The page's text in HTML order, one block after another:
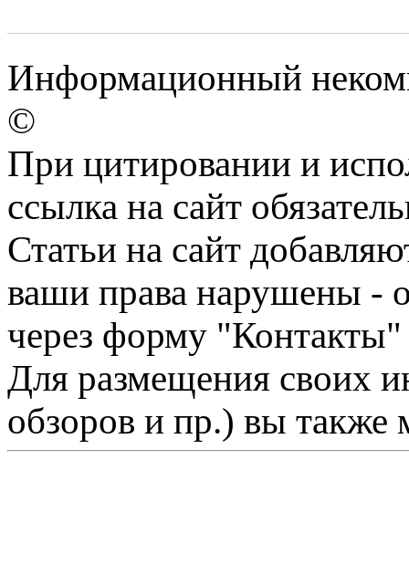
Информационный
©
При цитировании и
ссылка на сайт
Статьи на сайт
ваши права нарушены -
через форму "Контакты"
Для размещения своих
обзоров и пр.) вы также